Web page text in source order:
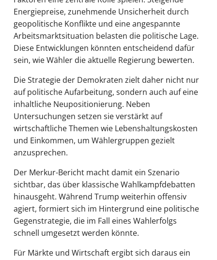
Energiepreise, zunehmende Unsicherheit durch
geopolitische Konflikte und eine angespannte
Arbeitsmarktsituation belasten die politische Lage.
Diese Entwicklungen könnten entscheidend dafür
sein, wie Wähler die aktuelle Regierung bewerten.
Die Strategie der Demokraten zielt daher nicht nur
auf politische Aufarbeitung, sondern auch auf eine
inhaltliche Neupositionierung. Neben
Untersuchungen setzen sie verstärkt auf
wirtschaftliche Themen wie Lebenshaltungskosten
und Einkommen, um Wählergruppen gezielt
anzusprechen.
Der Merkur-Bericht macht damit ein Szenario
sichtbar, das über klassische Wahlkampfdebatten
hinausgeht. Während Trump weiterhin offensiv
agiert, formiert sich im Hintergrund eine politische
Gegenstrategie, die im Fall eines Wahlerfolgs
schnell umgesetzt werden könnte.
Für Märkte und Wirtschaft ergibt sich daraus ein